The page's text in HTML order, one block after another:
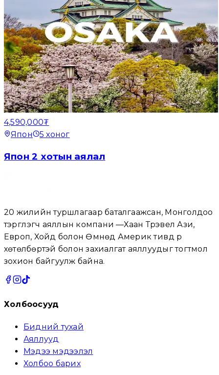
4,590,000₮
Япон
5 хоног
Япон 2 хотын аялал
20 жилийн туршлагаар баталгаажсан, Монголдоо
тэргүүлэгч аяллын компани —Хаан Трэвел Ази,
Европ, Хойд болон Өмнөд Америк тивүүд рүү
хөтөлбөртэй болон захиалгат аяллуудыг тогтмол
зохион байгуулж байна.
Холбоосууд
Бидний тухай
Аяллууд
Мэдээ мэдээлэл
Холбоо барих